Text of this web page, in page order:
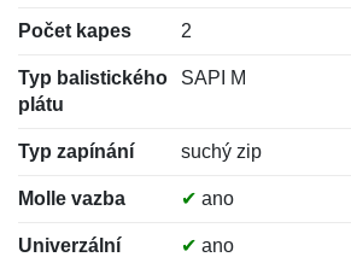
Počet kapes 2
Typ balistického
plátu
SAPI M
Typ zapínání suchý zip
Molle vazba ✔ ano
Univerzální
✔ ano